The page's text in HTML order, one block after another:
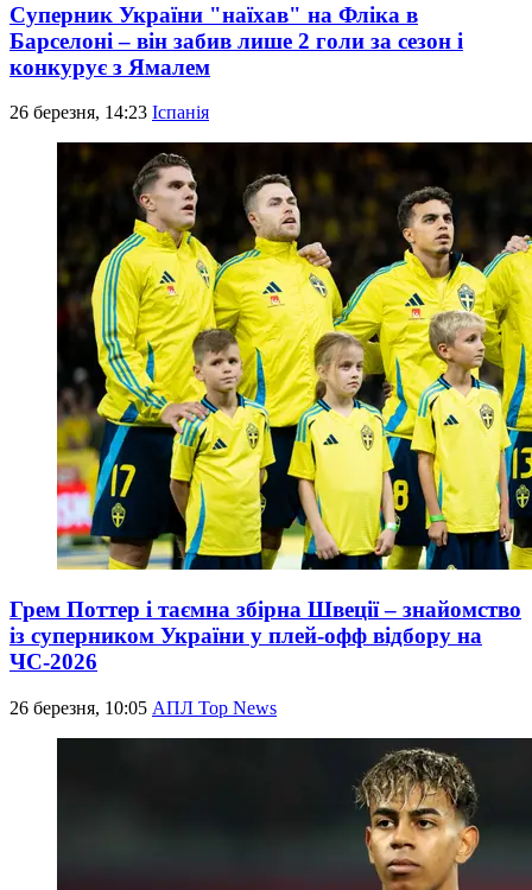
Суперник України "наїхав" на Фліка в
Барселоні – він забив лише 2 голи за сезон і
конкурує з Ямалем
26 березня, 14:23 Іспанія
Грем Поттер і таємна збірна Швеції – знайомство
із суперником України у плей-офф відбору на
ЧС-2026
26 березня, 10:05 АПЛ Top News